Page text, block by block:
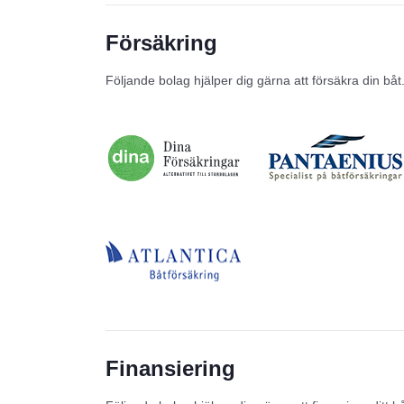
Försäkring
Följande bolag hjälper dig gärna att försäkra din båt.
Finansiering